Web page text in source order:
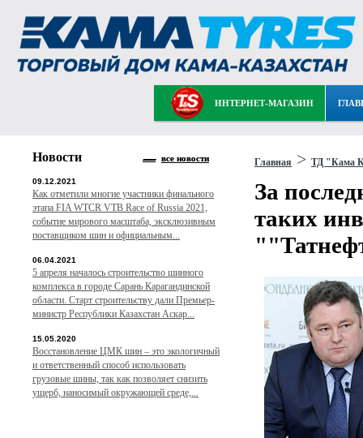
ИНТЕРНЕТ-МАГАЗИН
Главная > ТД "Кама
За
таких
Новости все новости
09.12.2021
Как отметили многие участники финального
этапа FIA WTCR VTB Race of Russia 2021,
событие мирового масштаба, эксклюзивным
поставщиком шин и официальным...
06.04.2021
5 апреля началось строительство шинного
комплекса в городе Сарань Карагандинской
области. Старт строительству дали Премьер-
министр Республики Казахстан Аскар...
15.05.2020
Восстановление ЦМК шин – это экологичный
и ответственный способ использовать
грузовые шины, так как позволяет снизить
ущерб, наносимый окружающей среде,...